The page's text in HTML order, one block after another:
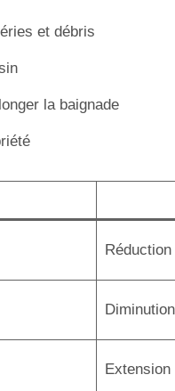
et débris
la baignade
Extension